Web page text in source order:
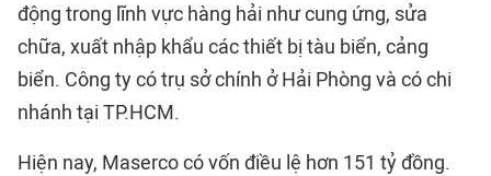
động trong lĩnh vực hàng hải như cung ứng, sửa
chữa, xuất nhập khẩu các thiết bị tàu biển, cảng
biển. Công ty có trụ sở chính ở Hải Phòng và có chi
nhánh tại TP.HCM.
Hiện nay, Maserco có vốn điều lệ hơn 151 tỷ đồng.